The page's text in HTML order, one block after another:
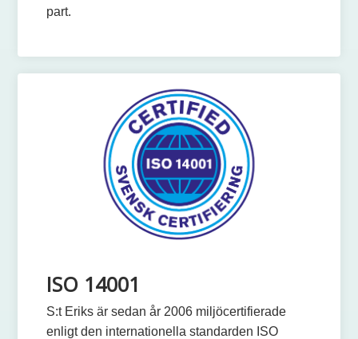
part.
ISO 14001
S:t Eriks är sedan år 2006 miljöcertifierade
enligt den internationella standarden ISO